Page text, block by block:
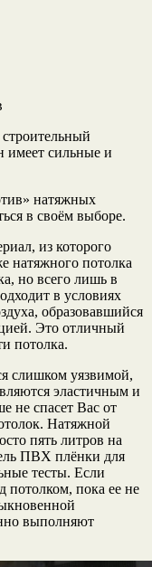
строительный
имеет сильные и
натяжных
в своём выборе.
из которого
натяжного потолка
но всего лишь в
в условиях
образовавшийся
Это отличный
потолка.
слишком уязвимой,
эластичным и
не спасет Вас от
Натяжной
пять литров на
ПВХ плёнки для
тесты. Если
потолком, пока ее не
выполняют